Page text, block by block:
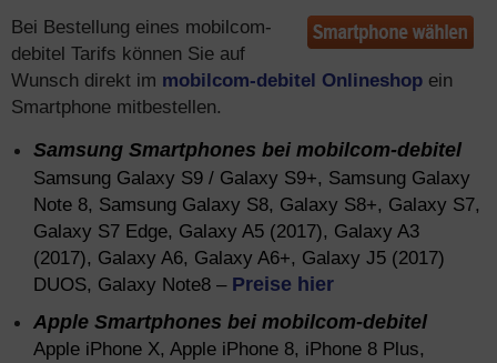
Bei Bestellung eines mobilcom-
debitel Tarifs können Sie auf
Wunsch direkt im mobilcom-debitel Onlineshop ein
Smartphone mitbestellen.
Samsung Smartphones bei mobilcom-debitel
Samsung Galaxy S9 / Galaxy S9+, Samsung Galaxy
Note 8, Samsung Galaxy S8, Galaxy S8+, Galaxy S7,
Galaxy S7 Edge, Galaxy A5 (2017), Galaxy A3
(2017), Galaxy A6, Galaxy A6+, Galaxy J5 (2017)
DUOS, Galaxy Note8 – Preise hier
Apple Smartphones bei mobilcom-debitel
Apple iPhone X, Apple iPhone 8, iPhone 8 Plus,